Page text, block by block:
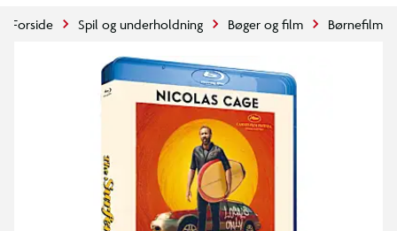
Forside Spil og underholdning Bøger og film Børnefilm